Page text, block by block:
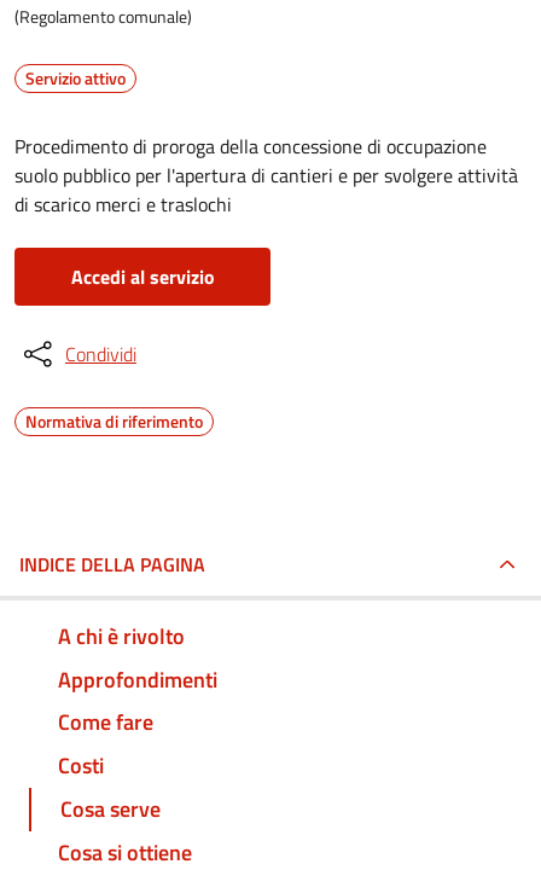
(Regolamento comunale)
Servizio attivo
Procedimento di proroga della concessione di occupazione
suolo pubblico per l'apertura di cantieri e per svolgere attività
di scarico merci e traslochi
Accedi al servizio
Condividi
Normativa di riferimento
INDICE DELLA PAGINA
A chi è rivolto
Approfondimenti
Come fare
Costi
Cosa serve
Cosa si ottiene